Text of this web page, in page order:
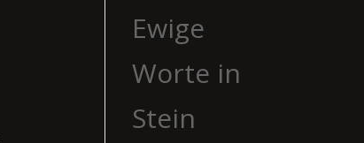
Ewige
Worte in
Stein